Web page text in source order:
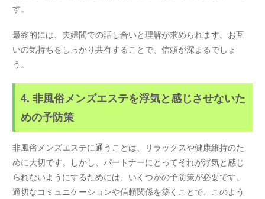
す。
最終的には、夫婦間での話し合いと理解が求められます。お互
いの気持ちをしっかり共有することで、信頼が深まるでしょ
う。
4. 非風俗メンズエステを浮気と感じさせないた
めの予防策
非風俗メンズエステに通うことは、リラックスや健康維持のた
めに大切です。しかし、パートナーにとってそれが浮気と感じ
られないようにするためには、いくつかの予防策が必要です。
適切なコミュニケーションや信頼関係を築くことで、このよう